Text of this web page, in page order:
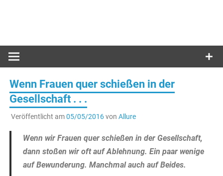
Wenn Frauen quer schießen in der
Gesellschaft . . .
Veröffentlicht am05/05/2016von Allure
Wenn wir Frauen quer schießen in der Gesellschaft,
dann stoßen wir oft auf Ablehnung. Ein paar wenige
auf Bewunderung. Manchmal auch auf Beides.